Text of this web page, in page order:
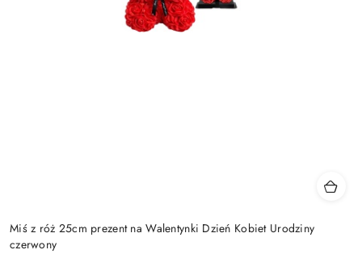
Miś z róż 25cm prezent na Walentynki Dzień Kobiet Urodziny
czerwony